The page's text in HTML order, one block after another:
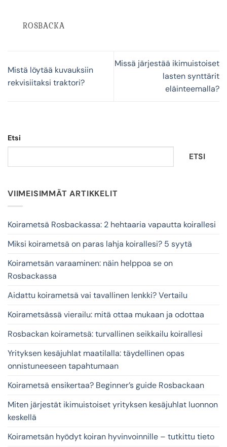
ROSBACKA
Mistä löytää kuvauksiin
rekvisiitaksi traktori?
Missä järjestää ikimuistoiset
lasten synttärit
eläinteemalla?
Etsi
ETSI
VIIMEISIMMÄT ARTIKKELIT
Koirametsä Rosbackassa: 2 hehtaaria vapautta koirallesi
Miksi koirametsä on paras lahja koirallesi? 5 syytä
Koirametsän varaaminen: näin helppoa se on
Rosbackassa
Aidattu koirametsä vai tavallinen lenkki? Vertailu
Koirametsässä vierailu: mitä ottaa mukaan ja odottaa
Rosbackan koirametsä: turvallinen seikkailu koirallesi
Yrityksen kesäjuhlat maatilalla: täydellinen opas
onnistuneeseen tapahtumaan
Koirametsä ensikertaa? Beginner’s guide Rosbackaan
Miten järjestät ikimuistoiset yrityksen kesäjuhlat luonnon
keskellä
Koirametsän hyödyt koiran hyvinvoinnille – tutkittu tieto